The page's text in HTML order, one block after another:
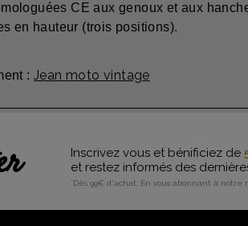
CE aux genoux et aux
en hauteur (trois positions).
: Jean moto vintage
Inscrivez vous et bénificiez de
et restez informés des
*Dès 99€ d'achat. En vous abonnant à